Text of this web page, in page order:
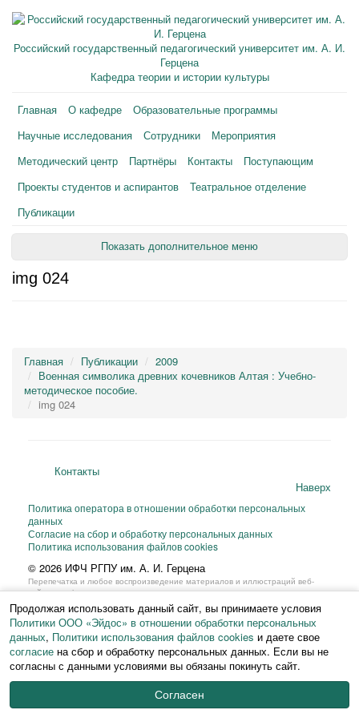
Российский государственный педагогический университет им. А. И.
Герцена
Кафедра теории и истории культуры
Главная О кафедре
Образовательные программы
Научные исследования
Сотрудники
Мероприятия
Методический центр
Партнёры Контакты
Поступающим
Проекты студентов и аспирантов
Театральное отделение
Публикации
Показать дополнительное меню
img 024
Главная Публикации
2009
Военная символика древних кочевников Алтая : Учебно-
методическое пособие.
img 024
Контакты
Наверх
Политика оператора в отношении обработки персональных
данных
Согласие на сбор и обработку персональных данных
Политика использования файлов cookies
© 2026 ИФЧ РГПУ им. А. И. Герцена
Перепечатка и любое воспроизведение материалов и иллюстраций веб-
сайта или фрагментов
из них на любом языке возможны только с письменного разрешения ИФЧ
РГПУ им. А. И. Герцена.
Продолжая использовать данный сайт, вы принимаете условия
Политики ООО «Эйдос» в отношении обработки персональных
данных, Политики использования файлов cookies и даете свое
согласие на сбор и обработку персональных данных. Если вы не
согласны с данными условиями вы обязаны покинуть сайт.
Согласен